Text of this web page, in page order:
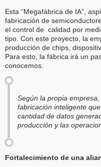
Esta “Megafábrica de IA”,
fabricación de
el control de calidad por
tipo. Con este proyecto, la
producción de chips,
Para esto, la fábrica irá un
conocemos.
Según la propia
fabricación inteligente
cantidad de datos
producción y las
Fortalecimiento de una